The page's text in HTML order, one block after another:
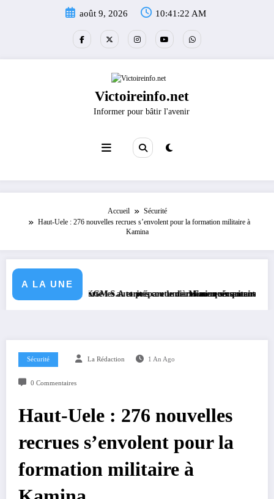
août 9, 2026 10:41:23 AM
Victoireinfo.net
Informer pour bâtir l'avenir
Accueil
Sécurité
Haut-Uele : 276 nouvelles recrues s’envolent pour la formation militaire à
Kamina
A LA UNE
avec KGM S.A et prépare le deuxième quinquennat
exhorte les autorités coutumières au recensement et à
Mission sécuritaire et sanitaire : le
Sécurité La Rédaction 1 An Ago
0 Commentaires
Haut-Uele : 276 nouvelles
recrues s’envolent pour la
formation militaire à